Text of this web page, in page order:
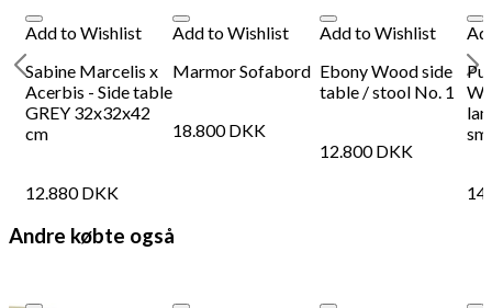
Add to Wishlist
Sabine Marcelis x
Acerbis - Side table
GREY 32x32x42
cm
12.880DKK
Add to Wishlist
Marmor Sofabord
18.800DKK
Add to Wishlist
Ebony Wood side
table / stool No. 1
12.800DKK
Andre købte også